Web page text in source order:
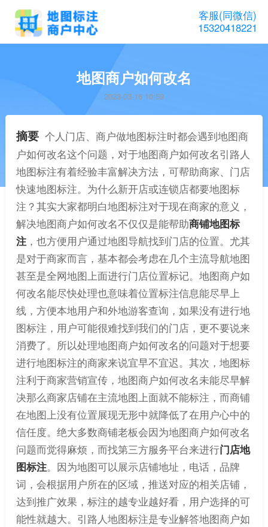
客服(同微信)
15320418221
地图商户如何改名
2023-03-16 10:59
摘要 个人门店、商户做地图标注时都会遇到地图商
户如何改名这个问题，对于地图商户如何改名引路人
地图标注有着经验丰富解决方法，可帮助商家、门店
快速地图标注。为什么新开店或连锁店都要地图标
注？其实大家都明白地图标注对于现在商家的意义，
解决地图商户如何改名不仅仅是能帮助商铺地图标
注，也方便用户通过地图导航找到门店的位置。尤其
是对于商家而言，基本都会考虑在几个主流导航地图
甚至是全网地图上面进行门店位置标记。地图商户如
何改名能尽快处理也意味着位置标注信息能尽早上
线，方便本地用户和外地游客查询，如果没有进行地
图标注，用户可能很难找到我们的门店，更不要说来
消费了。所以处理地图商户如何改名的问题对于想要
进行地图标注的商家来说宜早不宜迟。其次，地图标
注利于商家营销宣传，地图商户如何改名未能尽早解
决那么商家店铺在主流地图上面就不能标注，而商铺
在地图上没有位置展现无形中就降低了在用户心中的
信任度。绝大多数商铺老板会因为地图商户如何改名
问题而觉得麻烦，而找第三方服务平台来进行门店地
图标注。因为地图可以展示店铺地址，电话，品牌
词，会根据用户所在的区域，推送对应的相关店铺，
达到推广效果，标注的越专业越好看，用户选择的可
能性就越大。引路人地图标注是专业解答地图商户如